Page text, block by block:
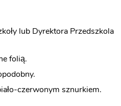
lub Dyrektora Przedszkola
folią.
czerwonym sznurkiem.